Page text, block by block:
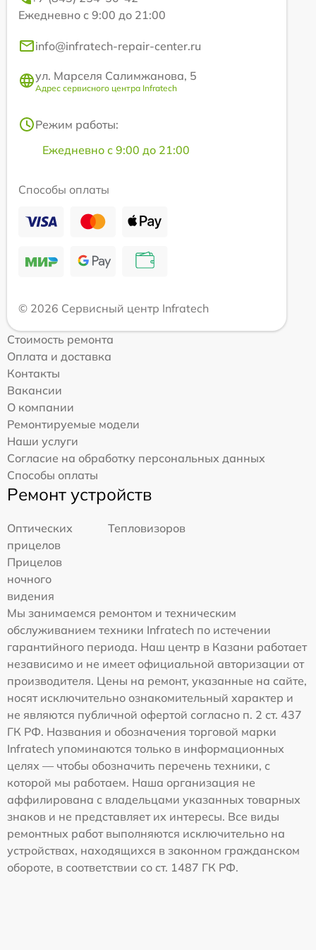
Ежедневно с 9:00 до 21:00
info@infratech-repair-center.ru
ул. Марселя Салимжанова, 5
Адрес сервисного центра Infratech
Режим работы:
Ежедневно с 9:00 до 21:00
Способы оплаты
© 2026 Сервисный центр Infratech
Стоимость ремонта
Оплата и доставка
Контакты
Вакансии
О компании
Ремонтируемые модели
Наши услуги
Согласие на обработку персональных данных
Способы оплаты
Ремонт устройств
Оптических
прицелов
Тепловизоров
Прицелов
ночного
видения
Мы занимаемся ремонтом и техническим
обслуживанием техники Infratech по истечении
гарантийного периода. Наш центр в Казани работает
независимо и не имеет официальной авторизации от
производителя. Цены на ремонт, указанные на сайте,
носят исключительно ознакомительный характер и
не являются публичной офертой согласно п. 2 ст. 437
ГК РФ. Названия и обозначения торговой марки
Infratech упоминаются только в информационных
целях — чтобы обозначить перечень техники, с
которой мы работаем. Наша организация не
аффилирована с владельцами указанных товарных
знаков и не представляет их интересы. Все виды
ремонтных работ выполняются исключительно на
устройствах, находящихся в законном гражданском
обороте, в соответствии со ст. 1487 ГК РФ.